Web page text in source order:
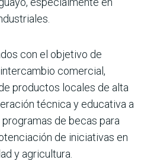
con el objetivo de
comercial,
productos locales de alta
técnica y educativa a
de becas para
de iniciativas en
y agricultura.